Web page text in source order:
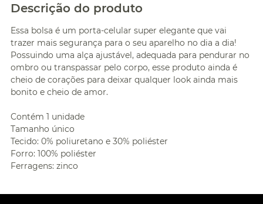
Descrição do produto
Essa bolsa é um porta-celular super elegante que vai
trazer mais segurança para o seu aparelho no dia a dia!
Possuindo uma alça ajustável, adequada para pendurar no
ombro ou transpassar pelo corpo, esse produto ainda é
cheio de corações para deixar qualquer look ainda mais
bonito e cheio de amor.
Contém 1 unidade
Tamanho único
Tecido: 0% poliuretano e 30% poliéster
Forro: 100% poliéster
Ferragens: zinco